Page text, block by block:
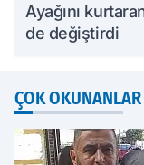
Ayağını
de değiştirdi
ÇOK OKUNANLAR